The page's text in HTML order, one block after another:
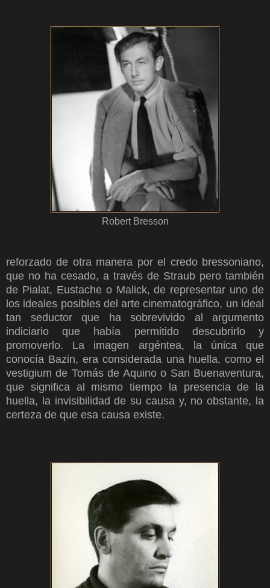
Robert Bresson
reforzado de otra manera por el credo bressoniano,
que no ha cesado, a través de Straub pero también
de Pialat, Eustache o Malick, de representar uno de
los ideales posibles del arte cinematográfico, un ideal
tan seductor que ha sobrevivido al argumento
indiciario que había permitido descubrirlo y
promoverlo. La imagen argéntea, la única que
conocía Bazin, era considerada una huella, como el
vestigium de Tomás de Aquino o San Buenaventura,
que significa al mismo tiempo la presencia de la
huella, la invisibilidad de su causa y, no obstante, la
certeza de que esa causa existe.